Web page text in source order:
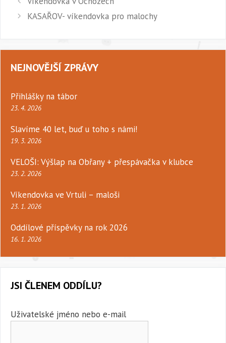
KASAŘOV- víkendovka pro malochy
NEJNOVĚJŠÍ ZPRÁVY
Přihlášky na tábor
23. 4. 2026
Slavíme 40 let, buď u toho s námi!
19. 3. 2026
VELOŠI: Výšlap na Obřany + přespávačka v klubce
23. 2. 2026
Víkendovka ve Vrtuli – maloši
23. 1. 2026
Oddílové příspěvky na rok 2026
16. 1. 2026
JSI ČLENEM ODDÍLU?
Uživatelské jméno nebo e-mail